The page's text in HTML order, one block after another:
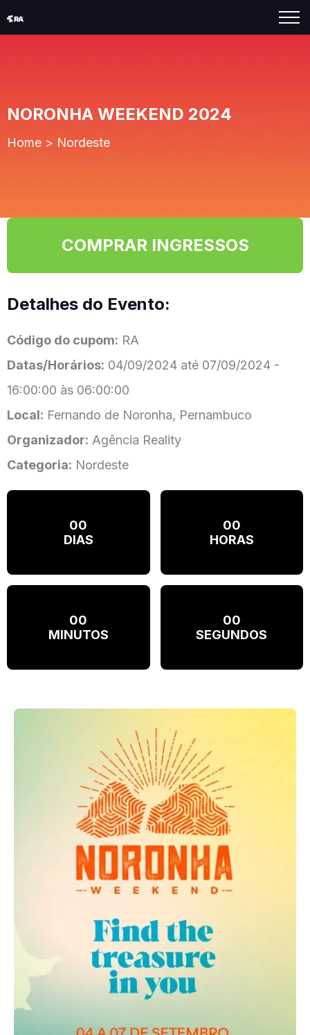
NORONHA WEEKEND 2024
Home > Nordeste
COMPRAR INGRESSOS
Detalhes do Evento:
Código do cupom: RA
Datas/Horários: 04/09/2024 até 07/09/2024 -
16:00:00 às 06:00:00
Local: Fernando de Noronha, Pernambuco
Organizador: Agência Reality
Categoria: Nordeste
00
DIAS
00
HORAS
00
MINUTOS
00
SEGUNDOS